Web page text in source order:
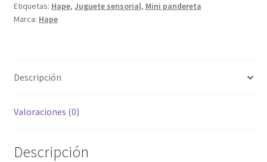
Etiquetas: Hape, Juguete sensorial, Mini pandereta
Marca: Hape
Descripción
Valoraciones (0)
Descripción